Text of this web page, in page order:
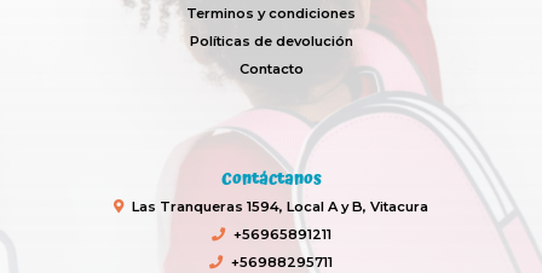
Terminos y condiciones
Políticas de devolución
Contacto
Contáctanos
Las Tranqueras 1594, Local A y B, Vitacura
+56965891211
+56988295711